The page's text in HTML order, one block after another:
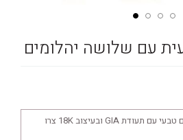
עם שלושה יהלומים
להצעת מחיר ליהלום טבעי עם תעודת GIA ובעיצוב 18K צרו